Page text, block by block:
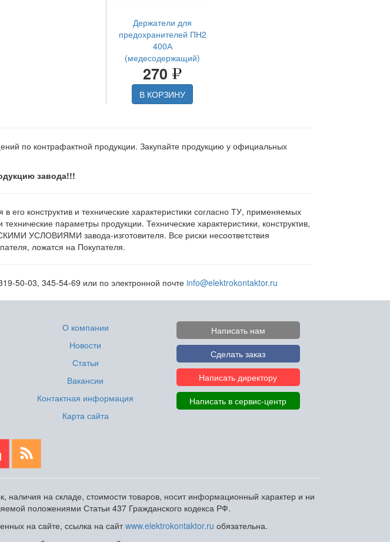
Держатели для
предохранителей ПН2
400А
(медесодержащий)
270
В КОРЗИНУ
по контрафактной продукции. Закупайте продукцию у официальных
завода!!!
его конструктив и технические характеристики согласно ТУ, применяемых
параметры продукции. Технические характеристики, конструктив,
УСЛОВИЯМИ завода-изготовителя. Все риски несоответствия
ложатся на Покупателя.
50-03, 345-54-69 или по электронной почтеinfo@elektrokontaktor.ru
О компании
Новости
Статьи
Вакансии
Контактная информация
Карта сайта
Написать нам
Сделать заказ
Написать директору
Написать в сервис-центр
наличия на складе, стоимости товаров, носит информационный характер и ни
положениями Статьи 437 Гражданского кодекса РФ.
на сайте, ссылка на сайтwww.elektrokontaktor.ru обязательна.